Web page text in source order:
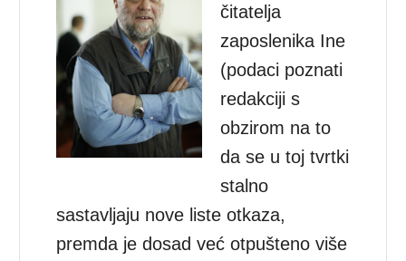
čitatelja
zaposlenika Ine
(podaci poznati
redakciji s
obzirom na to
da se u toj tvrtki
stalno
sastavljaju nove liste otkaza,
premda je dosad već otpušteno više